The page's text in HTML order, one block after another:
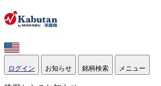
ログイン お知らせ 銘柄検索 メニュー